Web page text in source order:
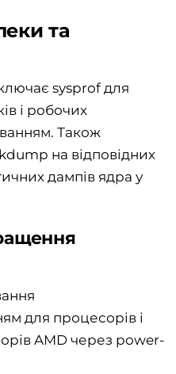
та
sysprof для
і робочих
Також
на відповідних
дампів ядра у
для процесорів і
AMD через power-